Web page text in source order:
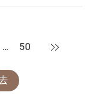
… 50 下一頁